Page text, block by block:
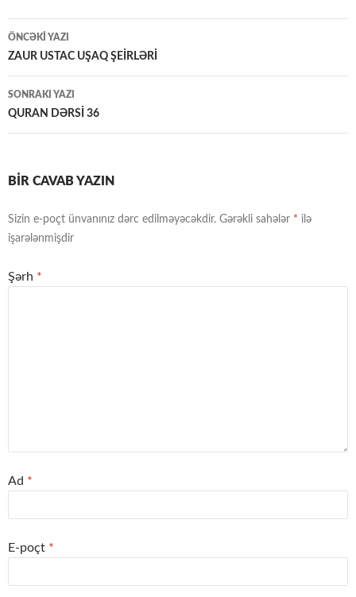
Yazılar
üzrə
naviqasiya
ÖNCƏKI YAZI
ZAUR USTAC UŞAQ ŞEİRLƏRİ
SONRAKI YAZI
QURAN DƏRSİ 36
BIR CAVAB YAZIN
Sizin e-poçt ünvanınız dərc edilməyəcəkdir. Gərəkli sahələr * ilə
işarələnmişdir
Şərh *
Ad *
E-poçt *